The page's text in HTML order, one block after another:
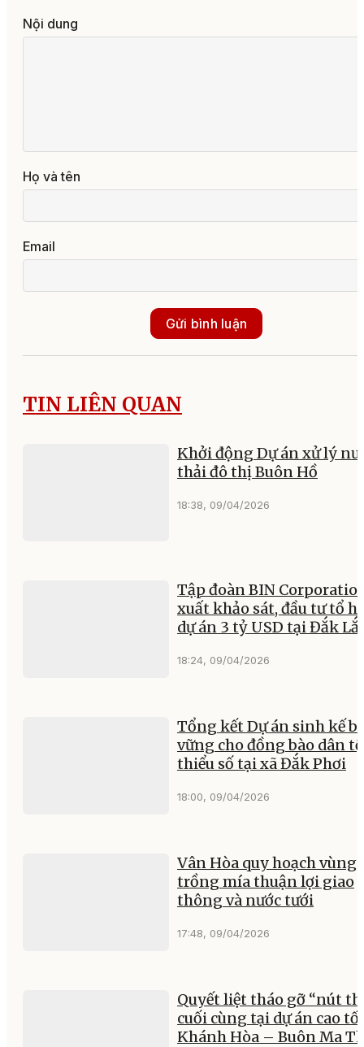
Nội dung
Họ và tên
Email
Gửi bình luận
TIN LIÊN QUAN
Khởi động Dự án xử lý
thải đô thị Buôn Hồ
18:38, 09/04/2026
Tập đoàn BIN
xuất khảo sát, đầu tư tổ
dự án 3 tỷ USD tại Đắk
18:24, 09/04/2026
Tổng kết Dự án sinh kế
vững cho đồng bào dân
thiểu số tại xã Đắk Phơi
18:00, 09/04/2026
Vân Hòa quy hoạch vùng
trồng mía thuận lợi giao
thông và nước tưới
17:48, 09/04/2026
Quyết liệt tháo gỡ “nút
cuối cùng tại dự án cao
Khánh Hòa – Buôn Ma